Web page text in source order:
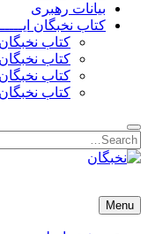
بیانات رهبری
کتاب نخبگان
کتاب نخبگان
کتاب
کتاب
کتاب نخبگان
Search
for:
Search
نخبگان تایمز/ کتاب
Menu